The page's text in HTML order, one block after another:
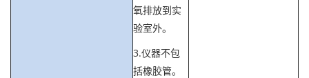
氧排放到实
验室外。
3.仪器不包
括橡胶管。